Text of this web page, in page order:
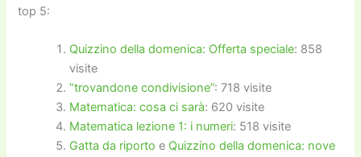
top 5:
Quizzino della domenica: Offerta speciale: 858
visite
“trovandone condivisione”: 718 visite
Matematica: cosa ci sarà: 620 visite
Matematica lezione 1: i numeri: 518 visite
Gatta da riporto e Quizzino della domenica: nove